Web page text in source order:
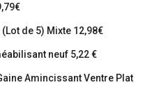
de 5) Mixte 12,98€
neuf 5,22 €
Amincissant Ventre Plat